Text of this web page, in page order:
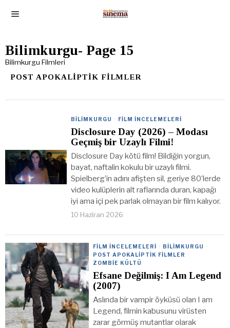
Bilimkurgu- Page 15
Bilimkurgu Filmleri
POST APOKALIPTIK FILMLER
BILIMKURGU · FILM İNCELEMELERI
Disclosure Day (2026) – Modası
Geçmiş bir Uzaylı Filmi!
Disclosure Day kötü film! Bildiğin yorgun,
bayat, naftalin kokulu bir uzaylı filmi.
Spielberg’in adını afişten sil, geriye 80’lerde
video kulüplerin alt raflarında duran, kapağı
iyi ama içi pek parlak olmayan bir film kalıyor.
10 Haziran 2026
FILM İNCELEMELERI · BILIMKURGU ·
POST APOKALIPTIK FILMLER ·
ZOMBIE KÜLTÜ
Efsane Değilmiş: I Am Legend
(2007)
Aslında bir vampir öyküsü olan I am
Legend, filmin kabusunu virüsten
zarar görmüş mutantlar olarak